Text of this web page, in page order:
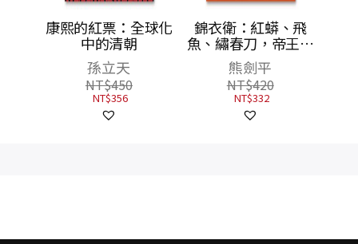
康熙的紅票：全球化
中的清朝
孫立天
NT$450
NT$356
錦衣衛：紅蟒、飛
魚、繡春刀，帝王心
機與走向失控的權力
爪牙
熊劍平
NT$420
NT$332